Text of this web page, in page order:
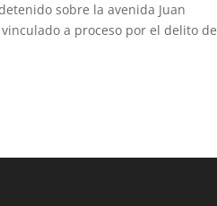
sobre la avenida Juan
a proceso por el delito de